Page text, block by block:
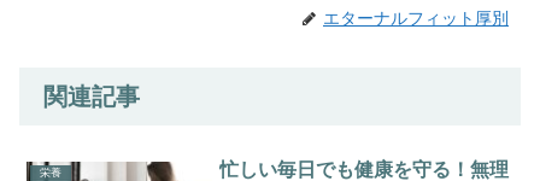
エターナルフィット厚別
関連記事
栄養
忙しい毎日でも健康を守る！無理